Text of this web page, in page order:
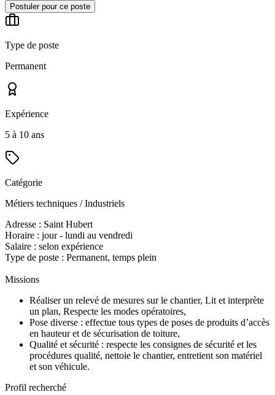
Postuler pour ce poste
Type de poste
Permanent
Expérience
5 à 10 ans
Catégorie
Métiers techniques / Industriels
Adresse : Saint Hubert
Horaire : jour - lundi au vendredi
Salaire : selon expérience
Type de poste : Permanent, temps plein
Missions
Réaliser un relevé de mesures sur le chantier, Lit et interprète
un plan, Respecte les modes opératoires,
Pose diverse : effectue tous types de poses de produits d’accès
en hauteur et de sécurisation de toiture,
Qualité et sécurité : respecte les consignes de sécurité et les
procédures qualité, nettoie le chantier, entretient son matériel
et son véhicule.
Profil recherché